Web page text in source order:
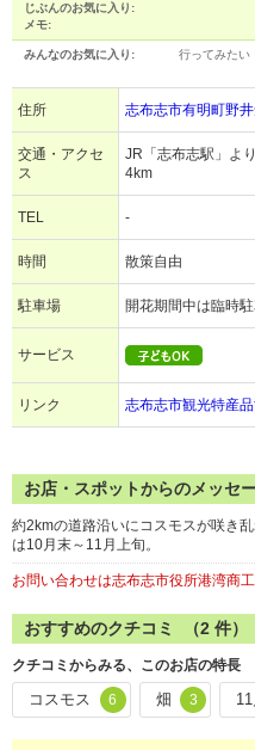
じぶんのお気に入り:
メモ:
みんなのお気に入り: 行ってみたい
住所 志布志市有明町野
交通・アクセ
ス
JR「志布志駅」よ
4km
TEL -
時間 散策自由
駐車場 開花期間中は臨時
サービス
リンク 志布志市観光特産
お店・スポットからのメッセ
約2kmの道路沿いにコスモスが咲き
は10月末～11月上旬。
お問い合わせは志布志市役所港湾商
おすすめのクチコミ （2 件）
クチコミからみる、このお店の特長
コスモス 6 畑 3 11